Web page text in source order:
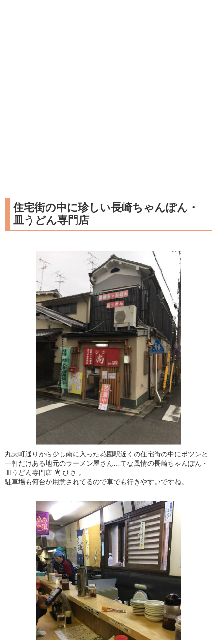
住宅街の中に珍しい長崎ちゃんぽん・
皿うどん専門店
丸太町通りから少し南に入った花園駅近くの住宅街の中にポツンと
一軒だけある地元のラーメン屋さん…てな風情の長崎ちゃんぽん・
皿うどん専門店 尚 ひさ 。
駐車場も何台か用意されてるので車でも行きやすいですね。